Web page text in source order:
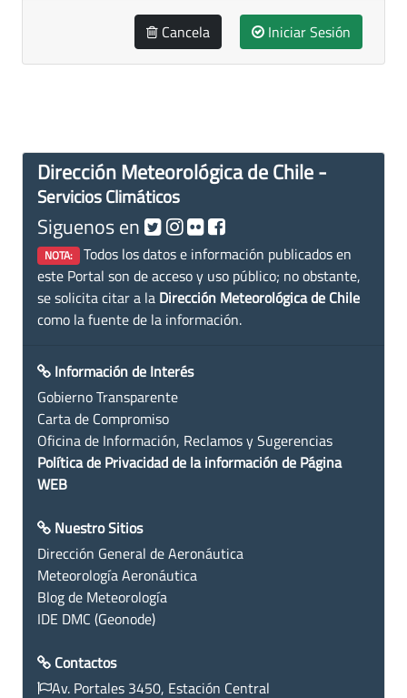
Cancela Iniciar Sesión
Dirección Meteorológica de Chile -
Servicios Climáticos
Siguenos en
NOTA: Todos los datos e información publicados en
este Portal son de acceso y uso público; no obstante,
se solicita citar a la Dirección Meteorológica de Chile
como la fuente de la información.
Información de Interés
Gobierno Transparente
Carta de Compromiso
Oficina de Información, Reclamos y Sugerencias
Política de Privacidad de la información de Página
WEB
Nuestro Sitios
Dirección General de Aeronáutica
Meteorología Aeronáutica
Blog de Meteorología
IDE DMC (Geonode)
Contactos
Av. Portales 3450, Estación Central